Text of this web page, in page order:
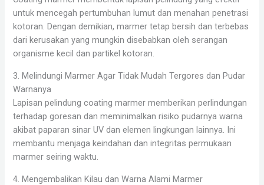
untuk mencegah pertumbuhan lumut dan menahan penetrasi
kotoran. Dengan demikian, marmer tetap bersih dan terbebas
dari kerusakan yang mungkin disebabkan oleh serangan
organisme kecil dan partikel kotoran.
3. Melindungi Marmer Agar Tidak Mudah Tergores dan Pudar
Warnanya
Lapisan pelindung coating marmer memberikan perlindungan
terhadap goresan dan meminimalkan risiko pudarnya warna
akibat paparan sinar UV dan elemen lingkungan lainnya. Ini
membantu menjaga keindahan dan integritas permukaan
marmer seiring waktu.
4. Mengembalikan Kilau dan Warna Alami Marmer